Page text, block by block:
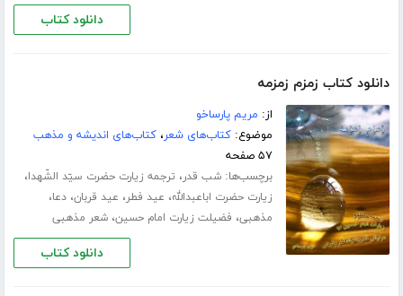
دانلود کتاب
دانلود کتاب زمزم زمزمه
از: مریم پارساخو
موضوع:کتاب‌های شعر،کتاب‌های اندیشه و مذهب
۵۷ صفحه
برچسب‌ها:شب قدر، ترجمه زیارت حضرت سیّد الشّهدا،
زیارت حضرت اباعبدالله، عید فطر، عید قربان،دعا،
مذهبی، فضیلت زیارت امام حسین،شعر مذهبی
دانلود کتاب